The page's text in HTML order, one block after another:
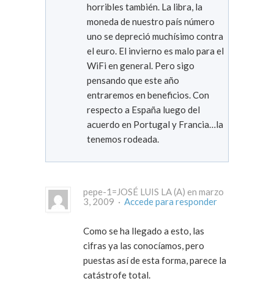
horribles también. La libra, la
moneda de nuestro país número
uno se depreció muchísimo contra
el euro. El invierno es malo para el
WiFi en general. Pero sigo
pensando que este año
entraremos en beneficios. Con
respecto a España luego del
acuerdo en Portugal y Francia…la
tenemos rodeada.
pepe-1=JOSÉ LUIS LA (A) en marzo
3, 2009 · Accede para responder
Como se ha llegado a esto, las
cifras ya las conocíamos, pero
puestas así de esta forma, parece la
catástrofe total.